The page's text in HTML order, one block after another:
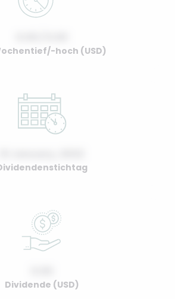
hoch (USD)
Dividende (USD)